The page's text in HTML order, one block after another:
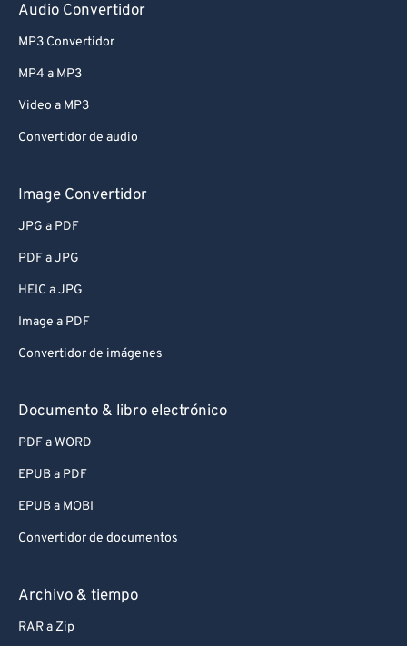
Audio Convertidor
MP3 Convertidor
MP4 a MP3
Video a MP3
Convertidor de audio
Image Convertidor
JPG a PDF
PDF a JPG
HEIC a JPG
Image a PDF
Convertidor de imágenes
Documento & libro electrónico
PDF a WORD
EPUB a PDF
EPUB a MOBI
Convertidor de documentos
Archivo & tiempo
RAR a Zip